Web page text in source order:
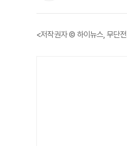
<저작권자 © 하이뉴스, 무단